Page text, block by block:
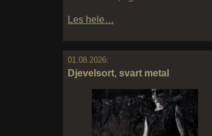
Les hele…
01.08.2026:
Djevelsort, svart metal